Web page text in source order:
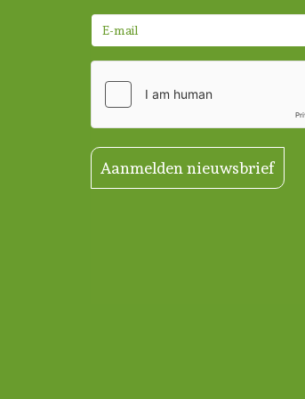
Aanmelden nieuwsbrief